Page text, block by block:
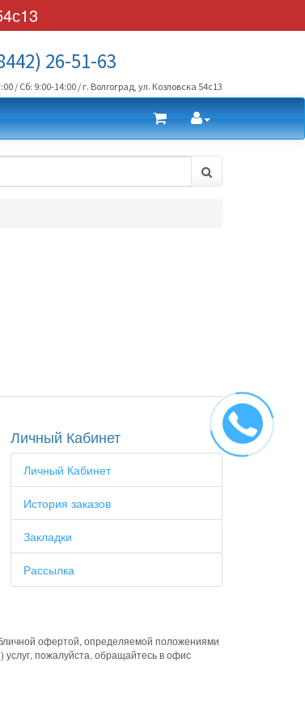
26-51-63
/ Сб: 9:00-14:00 / г. Волгоград, ул. Козловска 54с13
Личный Кабинет
Личный Кабинет
История заказов
Закладки
Рассылка
офертой, определяемой положениями
пожалуйста, обращайтесь в офис